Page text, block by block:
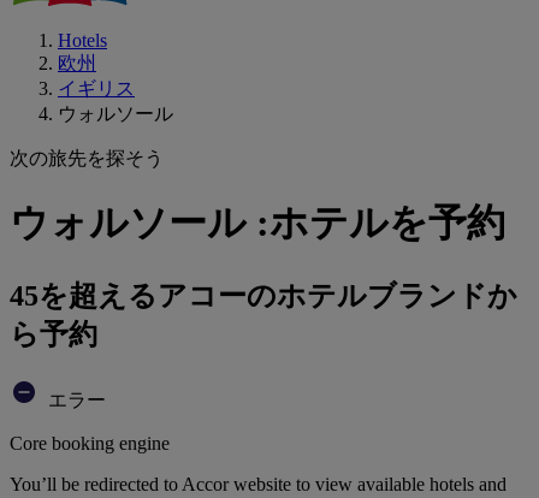
Hotels
欧州
イギリス
ウォルソール
次の旅先を探そう
ウォルソール :ホテルを予約
45を超えるアコーのホテルブランドか
ら予約
エラー
Core booking engine
You’ll be redirected to Accor website to view available hotels and